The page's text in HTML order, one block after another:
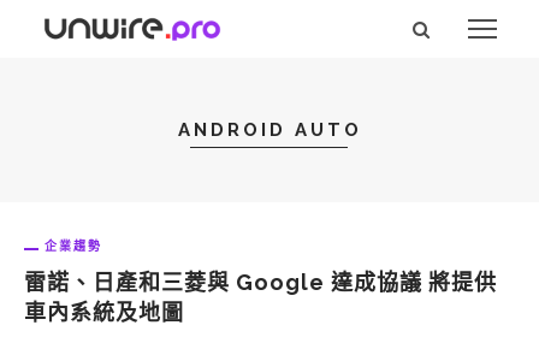
ANDROID AUTO
企業趨勢
雷諾、日產和三菱與 Google 達成協議 將提供
車內系統及地圖